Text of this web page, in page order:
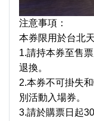
注意事項：
本券限用於台北
1.請持本券至售
退換。
2.本券不可掛失
別活動入場
3.請於購票日起